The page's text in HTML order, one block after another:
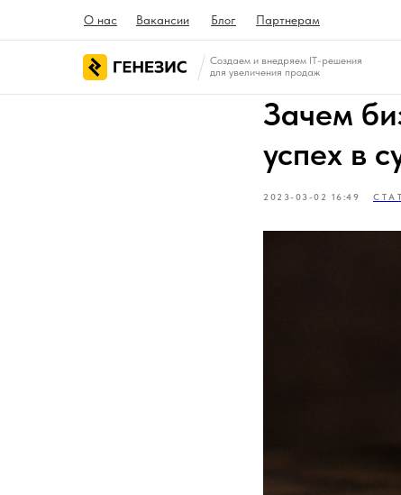
О нас Вакансии Блог Партнерам
Создаем и внедряем IT-решения
для увеличения продаж
Зачем
успех в
2023-03-02 16:49